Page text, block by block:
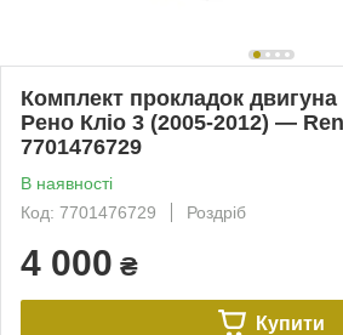
Комплект прокладок
Рено Кліо 3 (2005-2012) —
7701476729
В наявності
Код: 7701476729
Роздріб
4 000 ₴
Купити